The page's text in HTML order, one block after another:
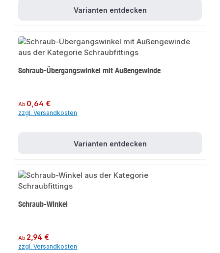
Varianten entdecken
Schraub-Übergangswinkel mit Außengewinde
Regulärer Preis:
Ab 0,64 €
zzgl. Versandkosten
Varianten entdecken
Schraub-Winkel
Regulärer Preis:
Ab 2,94 €
zzgl. Versandkosten